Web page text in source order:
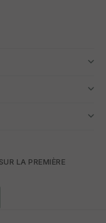
LA PREMIÈRE